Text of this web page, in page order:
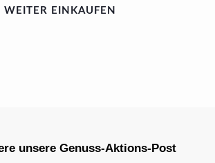
WEITER EINKAUFEN
unsere Genuss-Aktions-Post